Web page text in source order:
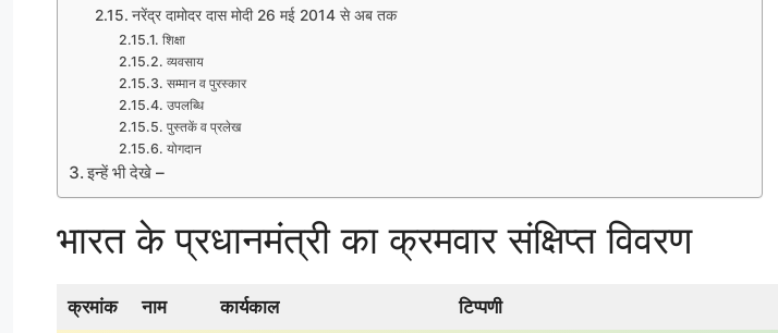
नरेंद्र दामोदर दास मोदी 26 मई 2014 से अब तक
शिक्षा
व्यवसाय
सम्मान व पुरस्कार
उपलब्धि
पुस्तकें व प्रलेख
योगदान
इन्हें भी देखे –
भारत के प्रधानमंत्री का क्रमवार संक्षिप्त विवरण
क्रमांक नाम कार्यकाल टिप्पणी